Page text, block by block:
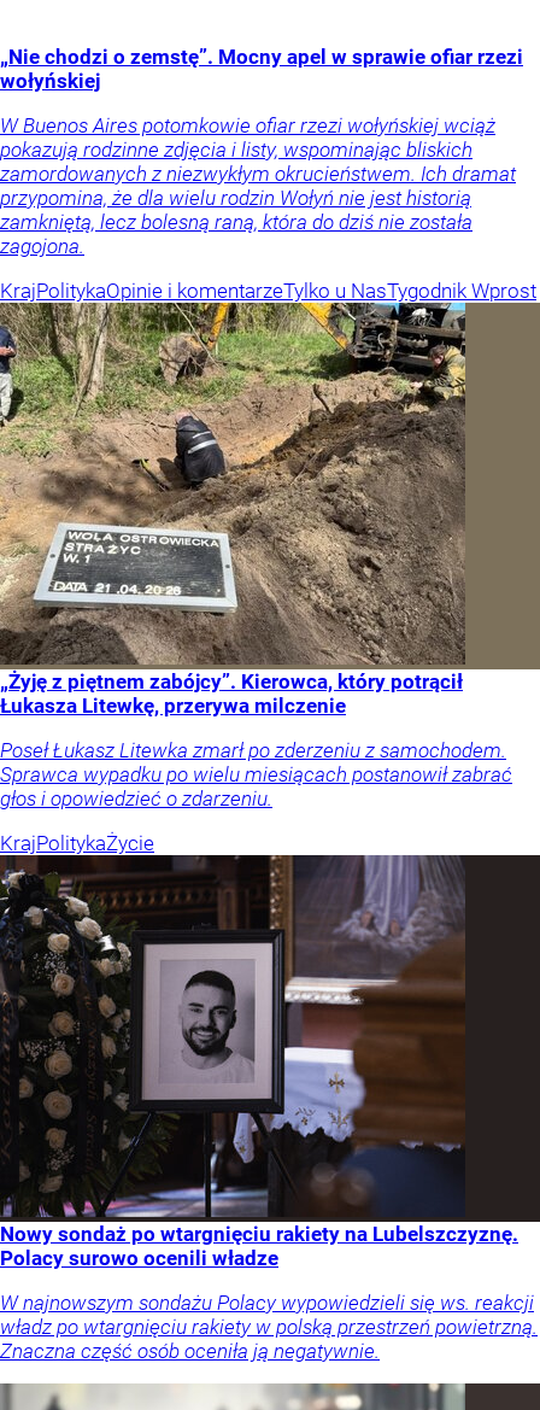
„Nie chodzi o zemstę”. Mocny apel w sprawie ofiar rzezi
wołyńskiej
W Buenos Aires potomkowie ofiar rzezi wołyńskiej wciąż
pokazują rodzinne zdjęcia i listy, wspominając bliskich
zamordowanych z niezwykłym okrucieństwem. Ich dramat
przypomina, że dla wielu rodzin Wołyń nie jest historią
zamkniętą, lecz bolesną raną, która do dziś nie została
zagojona.
KrajPolitykaOpinie i komentarzeTylko u NasTygodnik Wprost
„Żyję z piętnem zabójcy”. Kierowca, który potrącił
Łukasza Litewkę, przerywa milczenie
Poseł Łukasz Litewka zmarł po zderzeniu z samochodem.
Sprawca wypadku po wielu miesiącach postanowił zabrać
głos i opowiedzieć o zdarzeniu.
KrajPolitykaŻycie
Nowy sondaż po wtargnięciu rakiety na Lubelszczyznę.
Polacy surowo ocenili władze
W najnowszym sondażu Polacy wypowiedzieli się ws. reakcji
władz po wtargnięciu rakiety w polską przestrzeń powietrzną.
Znaczna część osób oceniła ją negatywnie.